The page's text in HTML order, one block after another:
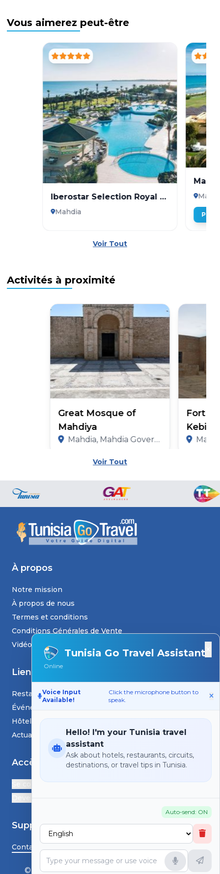
Vous aimerez peut-être
Iberostar Selection Royal El
Mansour
Mahdia Plus
Voir Tout
Activités à proximité
Great Mosque of
Mahdiya
Mahdia, Mahdia Governorate
Fort
Kebir
Voir Tout
Tunisia Go Travel Assistant
Online
Voice Input
Available!
Click the microphone button to
speak.
Hello! I'm your Tunisia travel
assistant
Ask about hotels, restaurants, circuits,
destinations, or travel tips in Tunisia.
Auto-send: ON
À propos
Notre mission
À propos de nous
Termes et conditions
Conditions Générales de Vente
Vidéos
Liens
Restaurants
Événements
Hôtels
Actualités et blogs
Accès
Se connecter
Support
Contactez-nous
© HS TunisiaGoTravel - Tous droits réservés.